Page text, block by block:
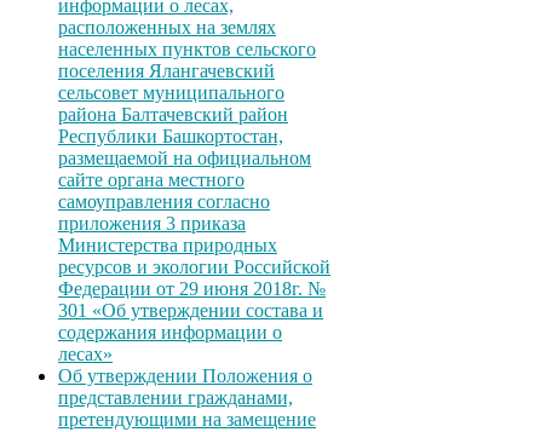
информации о лесах,
расположенных на землях
населенных пунктов сельского
поселения Ялангачевский
сельсовет муниципального
района Балтачевский район
Республики Башкортостан,
размещаемой на официальном
сайте органа местного
самоуправления согласно
приложения 3 приказа
Министерства природных
ресурсов и экологии Российской
Федерации от 29 июня 2018г. №
301 «Об утверждении состава и
содержания информации о
лесах»
Об утверждении Положения о
представлении гражданами,
претендующими на замещение